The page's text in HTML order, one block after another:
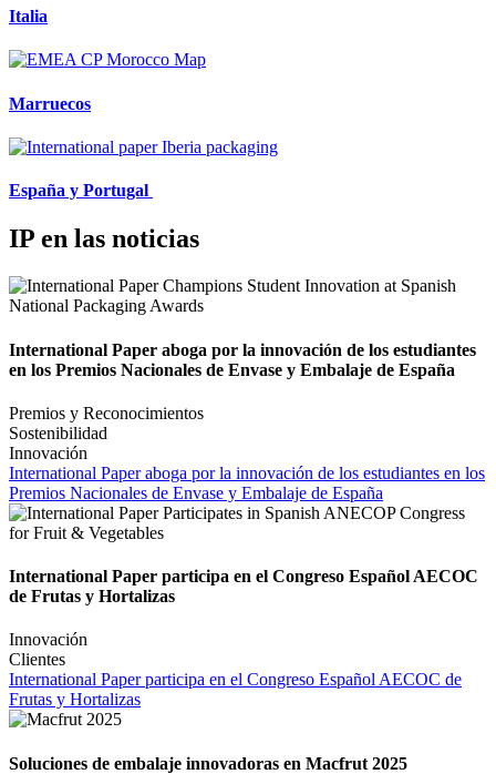
Italia
Marruecos
España y Portugal
IP en las noticias
International Paper aboga por la innovación de los estudiantes
en los Premios Nacionales de Envase y Embalaje de España
Premios y Reconocimientos
Sostenibilidad
Innovación
International Paper aboga por la innovación de los estudiantes en los
Premios Nacionales de Envase y Embalaje de España
International Paper participa en el Congreso Español AECOC
de Frutas y Hortalizas
Innovación
Clientes
International Paper participa en el Congreso Español AECOC de
Frutas y Hortalizas
Soluciones de embalaje innovadoras en Macfrut 2025